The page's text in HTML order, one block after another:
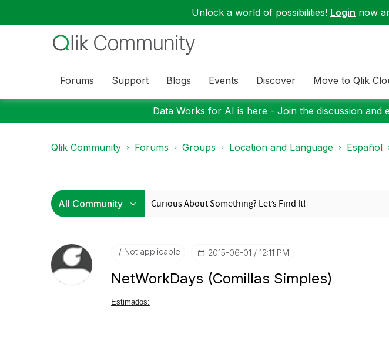
Unlock a world of possibilities! Login now
Forums Support Blogs Events Discover Move to Qlik
Data Works for AI is here - Join the discussion and
Qlik Community Forums Groups Location and Language Español
Not applicable ‎2015-06-01 12:11 PM
NetWorkDays (Comillas Simples)
Estimados: